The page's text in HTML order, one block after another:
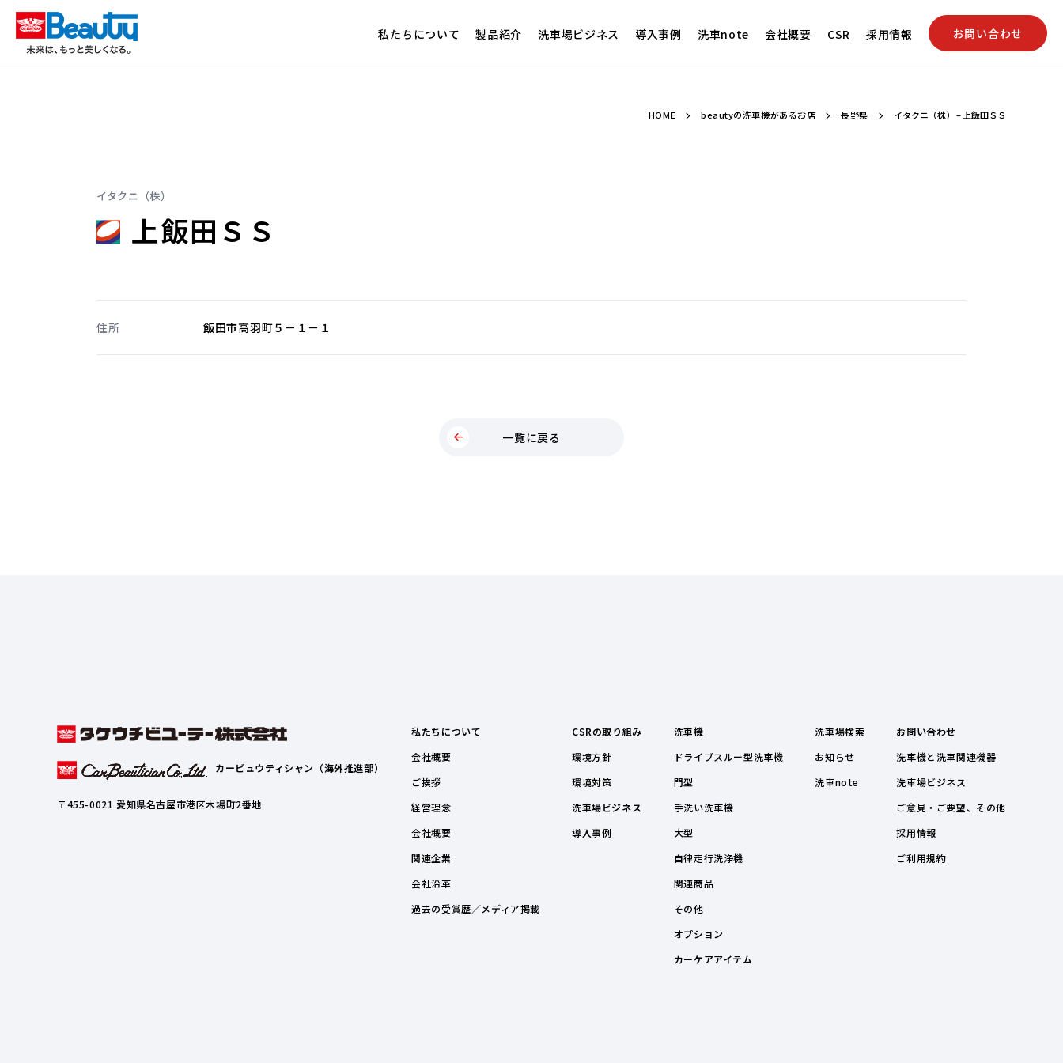
私たちについて 製品紹介 洗車場ビジネス 導入事例 洗車note 会社概要 CSR 採用情報 お問い合わせ
HOME beautyの洗車機があるお店 長野県 イタクニ（株） – 上飯田ＳＳ
イタクニ（株）
上飯田ＳＳ
住所 飯田市高羽町５－１－１
一覧に戻る
カービュウティシャン（海外推進部）
〒455-0021 愛知県名古屋市港区木場町2番地
私たちについて
会社概要
ご挨拶
経営理念
会社概要
関連企業
会社沿革
過去の受賞歴／メディア掲載
CSRの取り組み
環境方針
環境対策
洗車場ビジネス
導入事例
洗車機
ドライブスルー型洗車機
門型
手洗い洗車機
大型
自律走行洗浄機
関連商品
その他
オプション
カーケアアイテム
洗車場検索
お知らせ
洗車note
お問い合わせ
洗車機と洗車関連機器
洗車場ビジネス
ご意見・ご要望、その他
採用情報
ご利用規約